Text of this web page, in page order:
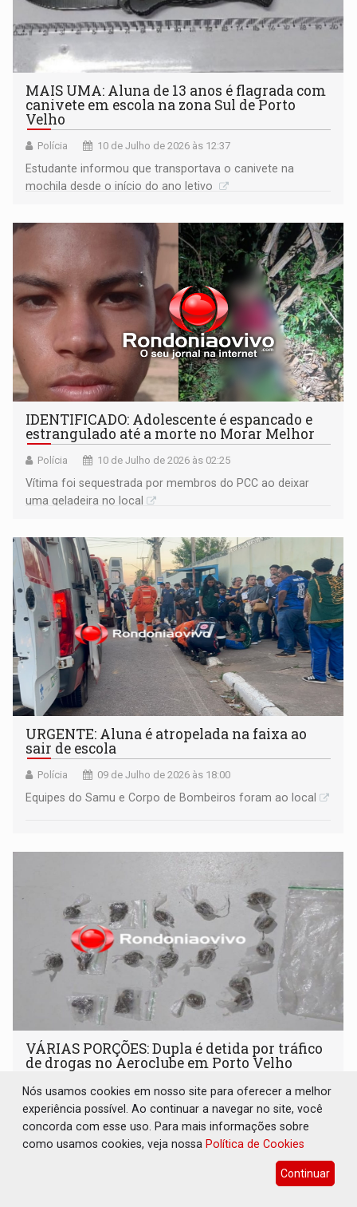
MAIS UMA: Aluna de 13 anos é flagrada com
canivete em escola na zona Sul de Porto
Velho
Polícia 10 de Julho de 2026 às 12:37
Estudante informou que transportava o canivete na
mochila desde o início do ano letivo
IDENTIFICADO: Adolescente é espancado e
estrangulado até a morte no Morar Melhor
Polícia 10 de Julho de 2026 às 02:25
Vítima foi sequestrada por membros do PCC ao deixar
uma geladeira no local
URGENTE: Aluna é atropelada na faixa ao
sair de escola
Polícia 09 de Julho de 2026 às 18:00
Equipes do Samu e Corpo de Bombeiros foram ao local
VÁRIAS PORÇÕES: Dupla é detida por tráfico
de drogas no Aeroclube em Porto Velho
Polícia 09 de Julho de 2026 às 14:49
PM conduziu os dois ao Departamento de Flagrantes
Nós usamos cookies em nosso site para oferecer a melhor
experiência possível. Ao continuar a navegar no site, você
concorda com esse uso. Para mais informações sobre
como usamos cookies, veja nossa Política de Cookies
Continuar